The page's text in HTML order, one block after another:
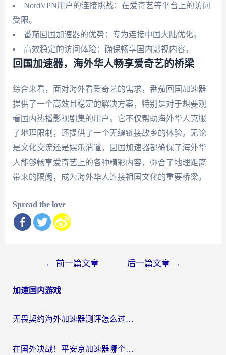
NordVPN用户的连接挑战：在爱奇艺等平台上的访问
受限。
番茄回国加速器的优势：专为连接中国大陆优化。
高效稳定的访问体验：确保畅享国内影视内容。
回国加速器，海外华人畅享爱奇艺的桥梁
综合来看，面对海外看爱奇艺的需求，番茄回国加速器
提供了一个高效且稳定的解决方案，特别是对于想要观
看国内热播影视剧集的用户。它不仅帮助海外华人克服
了地理限制，还提供了一个无缝链接故乡的体验。无论
是文化交流还是娱乐消遣，回国加速器都确保了海外华
人能够畅享爱奇艺上的各种精彩内容，弥合了地理距离
带来的隔阂，成为海外华人连接祖国文化的重要桥梁。
Spread the love
导
← 前一篇文章 后一篇文章 →
加速国内游戏
无畏契约海外加速器测评怎么过？海外玩家亲测实用指南（附小众技巧）
在国外决战！平安京加速器哪个好用一点？老玩家亲测番茄加速器全解析